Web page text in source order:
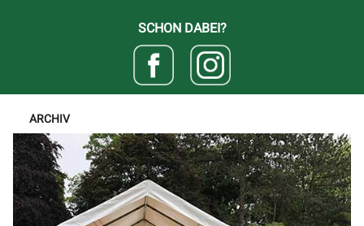
SCHON DABEI?
ARCHIV